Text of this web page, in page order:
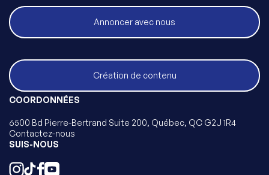
Annoncer avec nous
Création de contenu
COORDONNÉES
6500 Bd Pierre-Bertrand Suite 200, Québec, QC G2J 1R4
Contactez-nous
SUIS-NOUS